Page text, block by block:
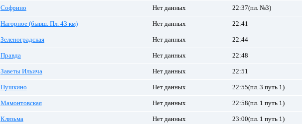
Софрино Нет данных 22:37(пл. №3)
Нагорное (бывш. Пл. 43 км) Нет данных 22:41
Зеленоградская Нет данных 22:44
Правда Нет данных 22:48
Заветы Ильича Нет данных 22:51
Пушкино Нет данных 22:55(пл. 3 путь 1)
Мамонтовская Нет данных 22:58(пл. 1 путь 1)
Клязьма Нет данных 23:00(пл. 1 путь 1)